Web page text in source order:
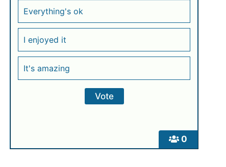
0
Everything's ok
I enjoyed it
It's amazing